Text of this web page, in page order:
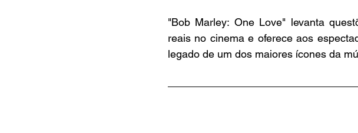
"Bob Marley: One Love" levanta
reais no cinema e oferece aos
legado de um dos maiores ícones da